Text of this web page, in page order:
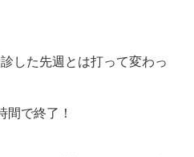
した先週とは打って変わっ
間で終了！